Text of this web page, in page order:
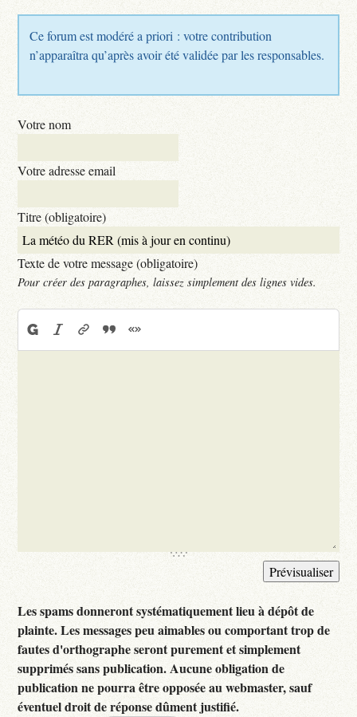
Ce forum est modéré a priori : votre contribution
n’apparaîtra qu’après avoir été validée par les responsables.
Votre nom
Votre adresse email
Titre (obligatoire)
Texte de votre message (obligatoire)
Pour créer des paragraphes, laissez simplement des lignes vides.
Les spams donneront systématiquement lieu à dépôt de
plainte. Les messages peu aimables ou comportant trop de
fautes d'orthographe seront purement et simplement
supprimés sans publication. Aucune obligation de
publication ne pourra être opposée au webmaster, sauf
éventuel droit de réponse dûment justifié.